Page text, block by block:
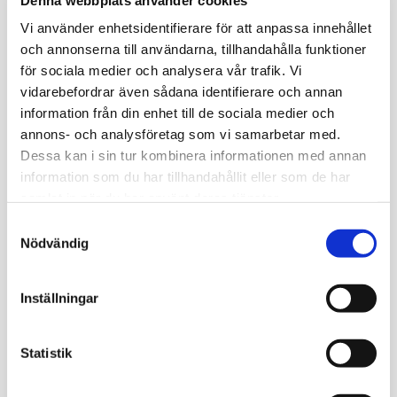
Vi använder enhetsidentifierare för att anpassa innehållet
och annonserna till användarna, tillhandahålla funktioner
för sociala medier och analysera vår trafik. Vi
vidarebefordrar även sådana identifierare och annan
information från din enhet till de sociala medier och
annons- och analysföretag som vi samarbetar med.
Dessa kan i sin tur kombinera informationen med annan
information som du har tillhandahållit eller som de har
Nödvändig
Inställningar
Statistik
Relaterade produkter
Sula
449
Footlab All Arch Sula
Värm och formbar sula
från The Footlab för bättre